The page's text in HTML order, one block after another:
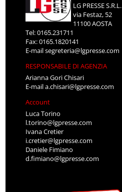
LG PRESSE S.R.L.
via Festaz, 52
11100 AOSTA
Tel: 0165.231711
Fax: 0165.1820141
E-mailsegreteria@lgpresse.com
RESPONSABILE DI AGENZIA
Arianna Gori Chisari
E-maila.chisari@lgpresse.com
Account
Luca Torino
l.torino@lgpresse.com
Ivana Cretier
i.cretier@lgpresse.com
Daniele Fimiano
d.fimiano@lgpresse.com